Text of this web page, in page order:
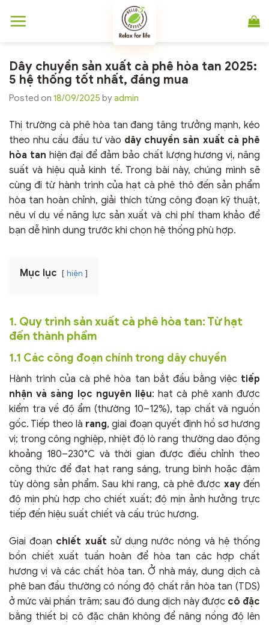
đến
Dây chuyền sản xuất cà phê hòa tan 2025:
5 hệ thống tốt nhất, đáng mua
Posted on 18/09/2025 byadmin
Thị trường cà phê hòa tan đang tăng trưởng mạnh, kéo
theo nhu cầu đầu tư vào dây chuyền sản xuất cà phê
hòa tan hiện đại để đảm bảo chất lượng hương vị, năng
suất và hiệu quả kinh tế. Trong bài này, chúng mình sẽ
cùng đi từ hành trình của hạt cà phê thô đến sản phẩm
hòa tan hoàn chỉnh, giải thích từng công đoạn kỹ thuật,
nêu ví dụ về năng lực sản xuất và chi phí tham khảo để
bạn dễ hình dung trước khi chọn hệ thống phù hợp.
Mục lục hiện
1. Quy trình sản xuất cà phê hòa tan: Từ hạt
đến thành phẩm
1.1 Các công đoạn chính trong dây chuyền
Hành trình của cà phê hòa tan bắt đầu bằng việc tiếp
nhận và sàng lọc nguyên liệu: hạt cà phê xanh được
kiểm tra về độ ẩm (thường 10–12%), tạp chất và nguồn
gốc. Tiếp theo là rang, giai đoạn quyết định hồ sơ hương
vị; trong công nghiệp, nhiệt độ lò rang thường dao động
khoảng 180–230°C và thời gian được điều chỉnh theo
công thức để đạt hạt rang sáng, trung bình hoặc đậm
tùy dòng sản phẩm. Sau khi rang, cà phê được xayđến
độ mịn phù hợp cho chiết xuất; độ mịn ảnh hưởng trực
tiếp đến hiệu suất chiết và cấu trúc hương.
Giai đoạn chiết xuất sử dụng nước nóng và hệ thống
bồn chiết xuất tuần hoàn để hòa tan các hợp chất
hương vị và các chất hòa tan. Ở nhà máy, dung dịch cà
phê ban đầu thường có nồng độ chất rắn hòa tan (TDS)
ở mức vài phần trăm; sau đó dung dịch này được cô đặc
bằng thiết bị cô đặc chân không để nâng nồng độ lên